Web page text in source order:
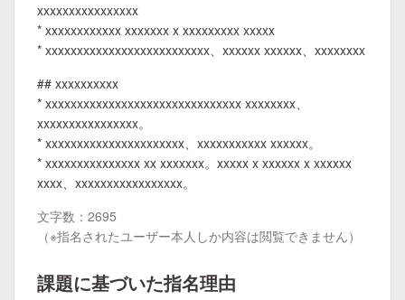
xxxxxxxxxxxxxxxx
* xxxxxxxxxxxx xxxxxxx x xxxxxxxxx xxxxx
* xxxxxxxxxxxxxxxxxxxxxxxxxx、xxxxxx xxxxxx、xxxxxxxx
## xxxxxxxxxx
* xxxxxxxxxxxxxxxxxxxxxxxxxxxxxxx xxxxxxxx、
xxxxxxxxxxxxxxxx。
* xxxxxxxxxxxxxxxxxxxxxx、xxxxxxxxxxx xxxxxx。
* xxxxxxxxxxxxxxx xx xxxxxxx。xxxxx x xxxxxx x xxxxxx
xxxx、xxxxxxxxxxxxxxxxx。
文字数：2695
（※指名されたユーザー本人しか内容は閲覧できません）
課題に基づいた指名理由